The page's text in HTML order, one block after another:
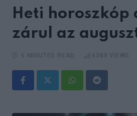
Heti horoszkóp
zárul az
WhatsappReddit